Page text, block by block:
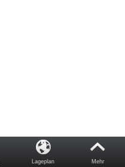
Lageplan Mehr